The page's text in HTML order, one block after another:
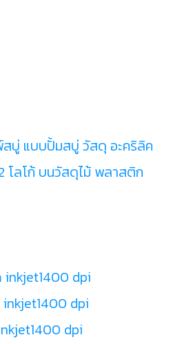
บู่ แบบปั้มสบู่ วัสดุ อะคริลิค
โลโก้ บนวัสดุไม้ พลาสติก
dpi
dpi
dpi